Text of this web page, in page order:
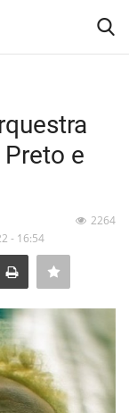
e
- 16:54
2264